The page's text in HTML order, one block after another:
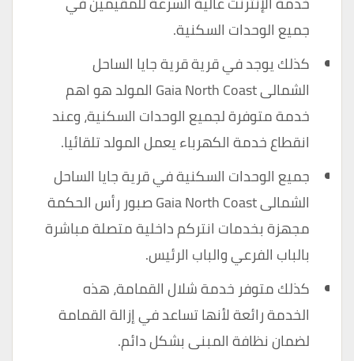
جميع الوحدات السكنية.
كذلك يوجد في قرية قرية جايا الساحل
الشمالى Gaia North Coast المولد هو اهم
خدمة متوفرة لجميع الوحدات السكنية، وعند
انقطاع خدمة الكهرباء يعمل المولد تلقائيا.
جميع الوحدات السكنية في قرية جايا الساحل
الشمالى Gaia North Coast صبور رأس الحكمة
مجهزة بخدمات انتركم داخلية متصلة مباشرة
بالباب الفرعي والباب الرئيس.
كذلك متوفر خدمة شلال القمامة، هذه
الخدمة رائعة لأنها تساعد في إزالة القمامة
لضمان نظافة المبنى بشكل دائم.